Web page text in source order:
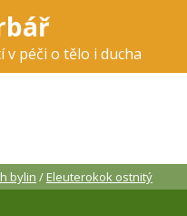
v péči o tělo i ducha
bylin /Eleuterokok ostnitý